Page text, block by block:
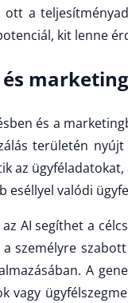
ott a
kit lenne
marketing
és a
területén
az
eséllyel valódi
AI segíthet a
személyre
A
vagy